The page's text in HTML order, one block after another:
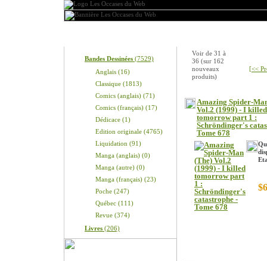
Bandes Dessinées (7529)
Anglais (16)
Classique (1813)
Comics (anglais) (71)
Comics (français) (17)
Dédicace (1)
Edition originale (4765)
Liquidation (91)
Manga (anglais) (0)
Manga (autre) (0)
Manga (français) (23)
Poche (247)
Québec (111)
Revue (374)
Livres (206)
Voir de 31 à
36 (sur 162
nouveaux
produits)
[<<
Amazing Spider-
Vol.2 (1999) - I killed
tomorrow part 1 :
Schröndinger's
Tome 678